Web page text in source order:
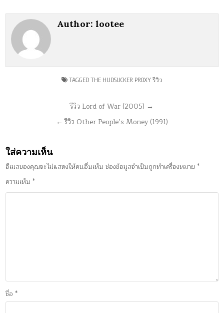
Author:lootee
TAGGED THE HUDSUCKER PROXY รีวิว
รีวิว Lord of War (2005) →
← รีวิว Other People’s Money (1991)
ใส่ความเห็น
อีเมลของคุณจะไม่แสดงให้คนอื่นเห็น ช่องข้อมูลจำเป็นถูกทำเครื่องหมาย*
ความเห็น*
ชื่อ*